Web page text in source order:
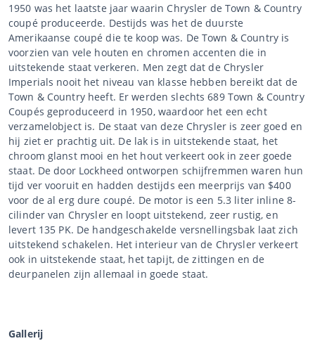
1950 was het laatste jaar waarin Chrysler de Town & Country
coupé produceerde. Destijds was het de duurste
Amerikaanse coupé die te koop was. De Town & Country is
voorzien van vele houten en chromen accenten die in
uitstekende staat verkeren. Men zegt dat de Chrysler
Imperials nooit het niveau van klasse hebben bereikt dat de
Town & Country heeft. Er werden slechts 689 Town & Country
Coupés geproduceerd in 1950, waardoor het een echt
verzamelobject is. De staat van deze Chrysler is zeer goed en
hij ziet er prachtig uit. De lak is in uitstekende staat, het
chroom glanst mooi en het hout verkeert ook in zeer goede
staat. De door Lockheed ontworpen schijfremmen waren hun
tijd ver vooruit en hadden destijds een meerprijs van $400
voor de al erg dure coupé. De motor is een 5.3 liter inline 8-
cilinder van Chrysler en loopt uitstekend, zeer rustig, en
levert 135 PK. De handgeschakelde versnellingsbak laat zich
uitstekend schakelen. Het interieur van de Chrysler verkeert
ook in uitstekende staat, het tapijt, de zittingen en de
deurpanelen zijn allemaal in goede staat.
Gallerij